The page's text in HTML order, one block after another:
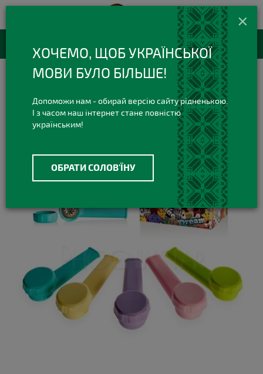
+38(073)420 420 3
Viber Telegram
RU
Силиконовые трубки
Силиконовая трубка Classic Colour
×
ХОЧЕМО, ЩОБ УКРАЇНСЬКОЇ
МОВИ БУЛО БІЛЬШЕ!
Допоможи нам - обирай версію сайту рідненькою.
І з часом наш інтернет стане повністю
українським!
ОБРАТИ СОЛОВ'ЇНУ